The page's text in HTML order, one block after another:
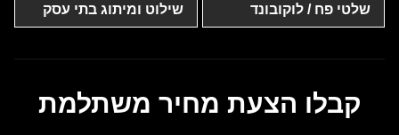
שלטי פח / לוקובונד שילוט ומיתוג בתי עסק
קבלו הצעת מחיר משתלמת